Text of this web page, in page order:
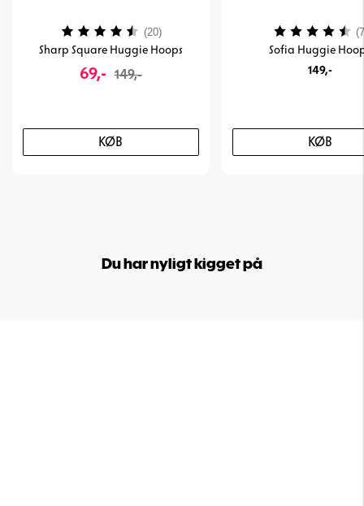
Sharp Square Huggie Hoops
69,- 149,-
KØB
Vurdering: (20)
Sofia Huggie
149,-
KØB
Vurdering:
Du har nyligt kigget på